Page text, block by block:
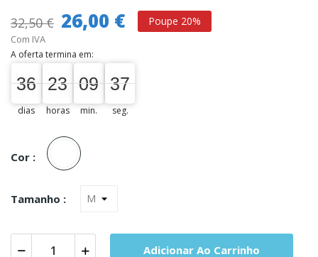
32,50 € 26,00 € Poupe 20%
Com IVA
A oferta termina em:
36
36
00
dias
23
23
00
horas
09
09
00
min.
37
37
38
seg.
Cor :
Unica
Tamanho :
Adicionar Ao Carrinho